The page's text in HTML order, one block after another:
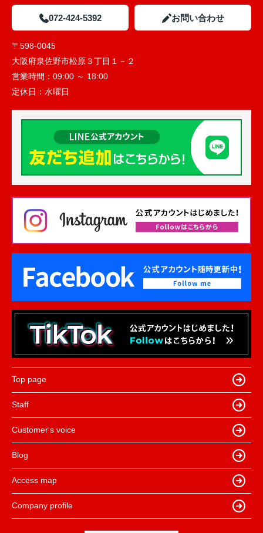
072-424-5392 お問い合わせ
〒598-0045
大阪府泉佐野市松原３丁目１－２
営業時間： 09:00 ～ 18:00
定休日： 水曜日
Top page
Staff
Customer's voice
Blog
Access map
Company profile